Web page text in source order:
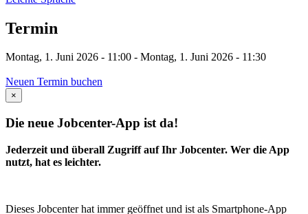
Termin
Montag, 1. Juni 2026 - 11:00 - Montag, 1. Juni 2026 - 11:30
Neuen Termin buchen
×
Die neue Jobcenter-App ist da!
Jederzeit und überall Zugriff auf Ihr Jobcenter. Wer die App
nutzt, hat es leichter.
Dieses Jobcenter hat immer geöffnet und ist als Smartphone-App